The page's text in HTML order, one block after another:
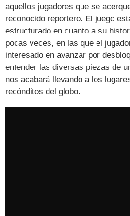
aquellos jugadores que se
reconocido reportero. El juego
estructurado en cuanto a su
pocas veces, en las que el
interesado en avanzar por
entender las diversas piezas de
nos acabará llevando a los
recónditos del globo.